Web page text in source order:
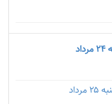
۲۴ مرداد